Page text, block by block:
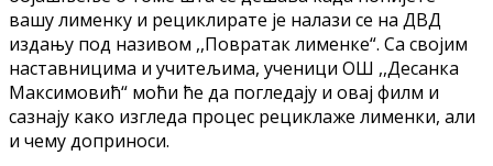
вашу лименку и рециклирате је налази се на ДВД
издању под називом ,,Повратак лименке“. Са својим
наставницима и учитељима, ученици ОШ ,,Десанка
Максимовић“ моћи ће да погледају и овај филм и
сазнају како изгледа процес рециклаже лименки, али
и чему доприноси.